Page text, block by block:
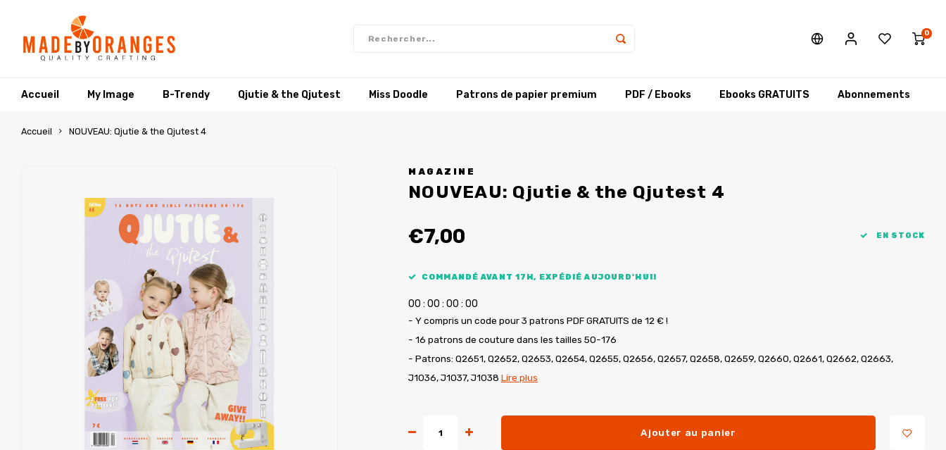
0
Accueil My Image B-Trendy Qjutie & the Qjutest Miss Doodle Patrons de papier premium PDF / Ebooks Ebooks GRATUITS Abonnements
Accueil NOUVEAU: Qjutie & the Qjutest 4
MAGAZINE
NOUVEAU: Qjutie & the Qjutest 4
€7,00 EN STOCK
COMMANDÉ AVANT 17H, EXPÉDIÉ AUJOURD'HUI!
00 : 00 : 00 : 00
- Y compris un code pour 3 patrons PDF GRATUITS de 12 € !
- 16 patrons de couture dans les tailles 50-176
- Patrons: Q2651, Q2652, Q2653, Q2654, Q2655, Q2656, Q2657, Q2658, Q2659, Q2660, Q2661, Q2662, Q2663,
J1036, J1037, J1038 Lire plus
Ajouter au panier